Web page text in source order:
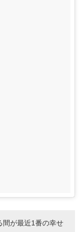
間が最近1番の幸せ